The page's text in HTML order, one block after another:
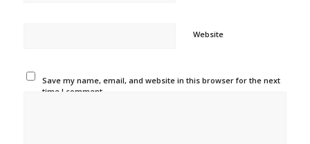
Website
Save my name, email, and website in this browser for the next
time I comment.